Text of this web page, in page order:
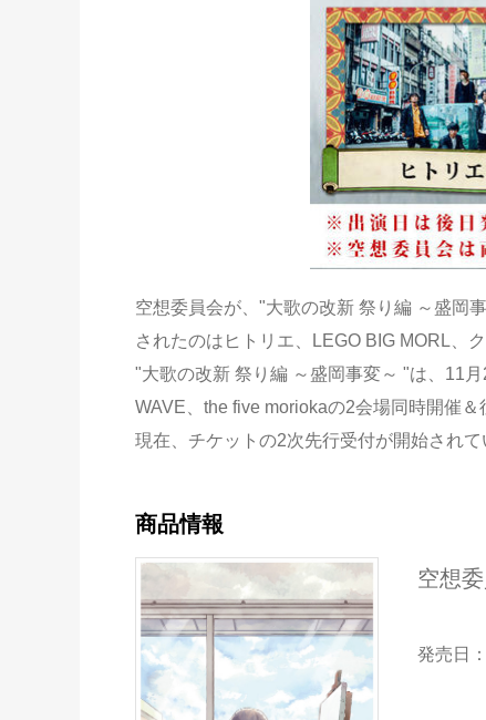
空想委員会が、"大歌の改新 祭り編 ～盛岡
されたのはヒトリエ、LEGO BIG MORL、
"大歌の改新 祭り編 ～盛岡事変～ "は、11
WAVE、the five moriokaの2会場同時開催＆
現在、チケットの2次先行受付が開始されて
商品情報
空想
発売日